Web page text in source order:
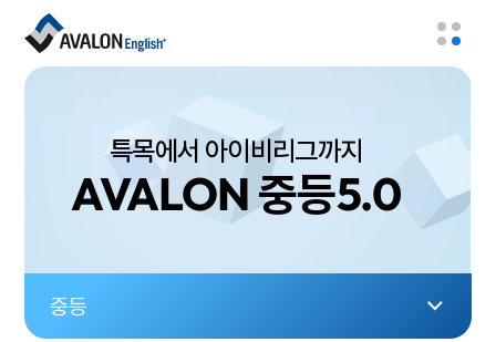
특목에서 아이비리그까지
AVALON 중등5.0
중등